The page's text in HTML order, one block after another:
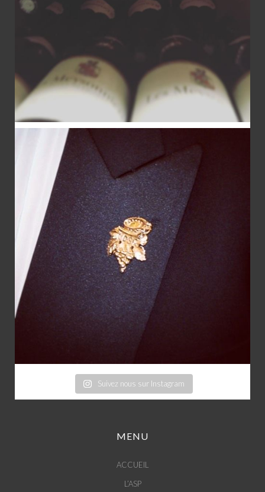
Suivez nous sur Instagram
MENU
ACCUEIL
L’ASP